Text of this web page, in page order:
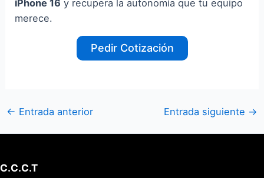
iPhone 16 y recupera la autonomía que tu equipo
merece.
Pedir Cotización
← Entrada anterior Entrada siguiente →
C.C.C.T